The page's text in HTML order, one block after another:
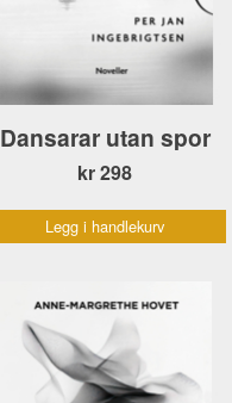
Dansarar utan spor
kr 298
Legg i handlekurv